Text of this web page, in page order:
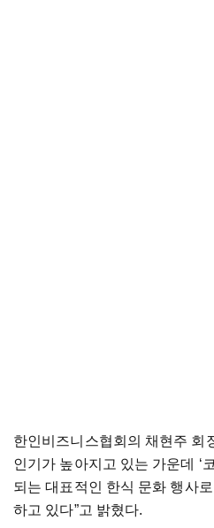
한인비즈니스협회의 채현주 회
인기가 높아지고 있는 가운데 ‘
되는 대표적인 한식 문화 행사
하고 있다”고 밝혔다.